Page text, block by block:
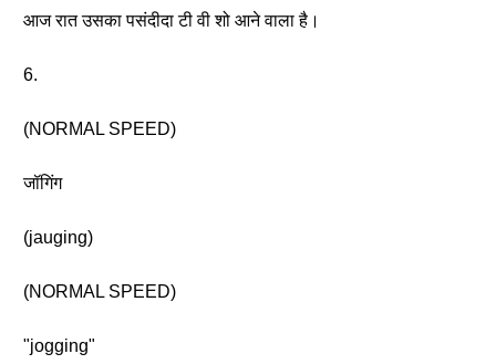
आज रात उसका पसंदीदा टी वी शो आने वाला है।
6.
(NORMAL SPEED)
जॉगिंग
(jauging)
(NORMAL SPEED)
"jogging"